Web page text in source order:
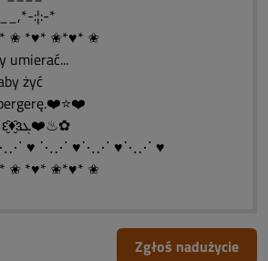
:¦:-*
✬ *♥* ✬*♥* ✬
umierać...
żyć
✿♨❤️ԑ̮̑♦̮̑ɜܓ♨❤️♨ ԑ̮̑♦̮̑ɜܓ❤️♨✿
♥ ⋱⋰ ♥⋱⋰ ♥⋱⋰ ♥
✬ *♥* ✬*♥* ✬
Zgłoś nadużycie